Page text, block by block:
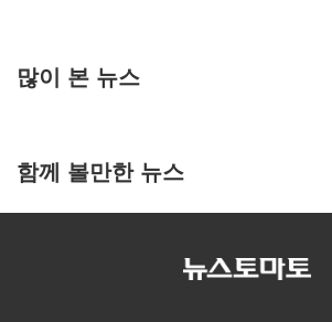
많이 본 뉴스
함께 볼만한 뉴스